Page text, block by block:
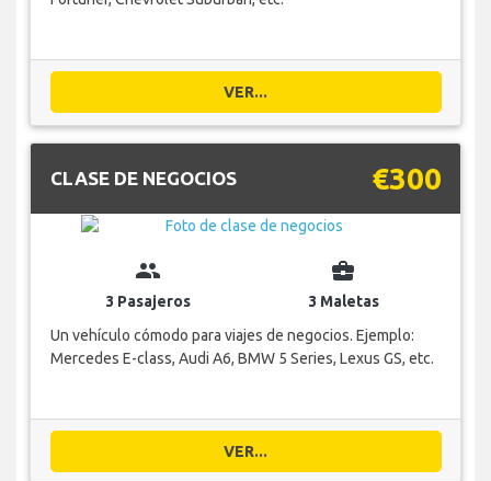
VER...
CLASE DE NEGOCIOS €300
group
3 Pasajeros
business_center
3 Maletas
Un vehículo cómodo para viajes de negocios. Ejemplo:
Mercedes E-class, Audi A6, BMW 5 Series, Lexus GS, etc.
VER...